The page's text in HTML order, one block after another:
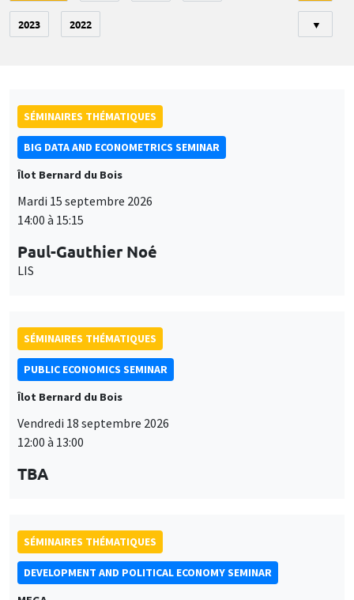
2023 2022 ▼
SÉMINAIRES THÉMATIQUES
BIG DATA AND ECONOMETRICS SEMINAR
Îlot Bernard du Bois
Mardi 15 septembre 2026
14:00 à 15:15
Paul-Gauthier Noé
LIS
SÉMINAIRES THÉMATIQUES
PUBLIC ECONOMICS SEMINAR
Îlot Bernard du Bois
Vendredi 18 septembre 2026
12:00 à 13:00
TBA
SÉMINAIRES THÉMATIQUES
DEVELOPMENT AND POLITICAL ECONOMY SEMINAR